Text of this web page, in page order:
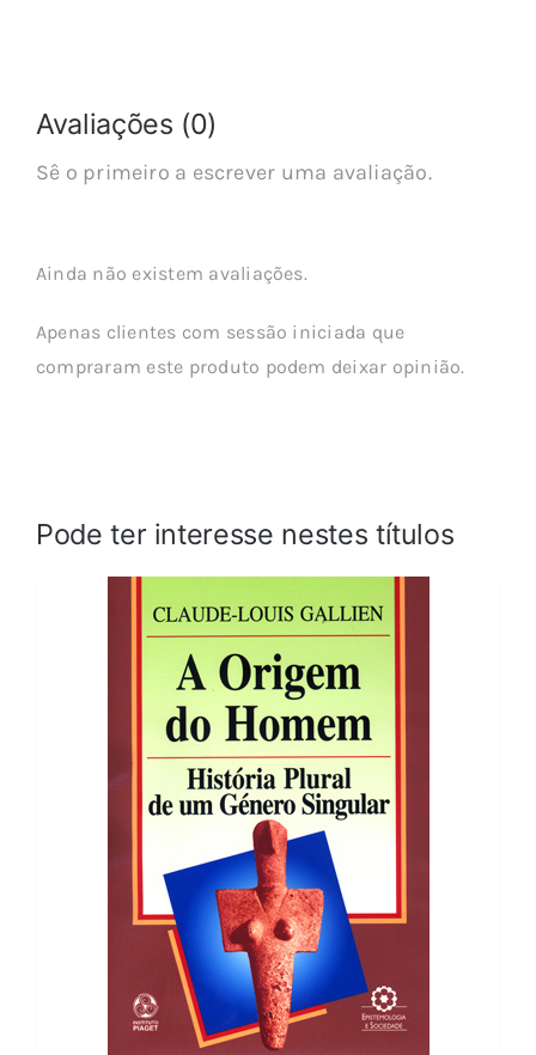
Avaliações (0)
Sê o primeiro a escrever uma avaliação.
Ainda não existem avaliações.
Apenas clientes com sessão iniciada que
compraram este produto podem deixar opinião.
Pode ter interesse nestes títulos